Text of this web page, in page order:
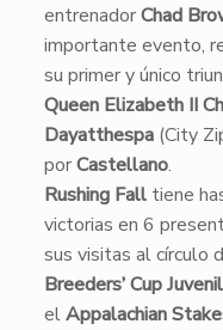
entrenadorChad
importante evento,
su primer y único
Queen Elizabeth II
Dayatthespa(City
porCastellano.
Rushing Falltiene
victorias en 6
sus visitas al círculo
Breeders’ Cup
elAppalachian